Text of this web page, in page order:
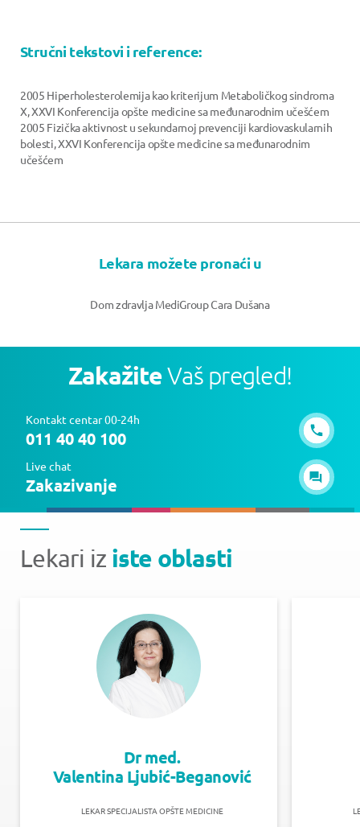
Stručni tekstovi i reference:
2005 Hiperholesterolemija kao kriterijum Metaboličkog sindroma
X, XXVI Konferencija opšte medicine sa međunarodnim učešćem
2005 Fizička aktivnost u sekundarnoj prevenciji kardiovaskularnih
bolesti, XXVI Konferencija opšte medicine sa međunarodnim
učešćem
Lekara možete pronaći u
Dom zdravlja MediGroup Cara Dušana
ZakažiteVaš pregled!
Kontakt centar 00-24h
011 40 40 100
Live chat
Zakazivanje
Lekari iz iste oblasti
Dr med.
Valentina Ljubić-Beganović
LEKAR SPECIJALISTA OPŠTE MEDICINE